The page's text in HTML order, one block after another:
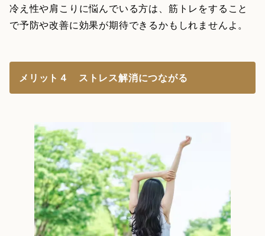
冷え性や肩こりに悩んでいる方は、筋トレをすること
で予防や改善に効果が期待できるかもしれませんよ。
メリット４ ストレス解消につながる